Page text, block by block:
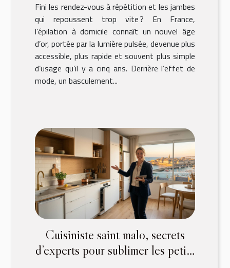
Fini les rendez-vous à répétition et les jambes
qui repoussent trop vite ? En France,
l’épilation à domicile connaît un nouvel âge
d’or, portée par la lumière pulsée, devenue plus
accessible, plus rapide et souvent plus simple
d’usage qu’il y a cinq ans. Derrière l’effet de
mode, un basculement...
Cuisiniste saint malo, secrets
d’experts pour sublimer les petits